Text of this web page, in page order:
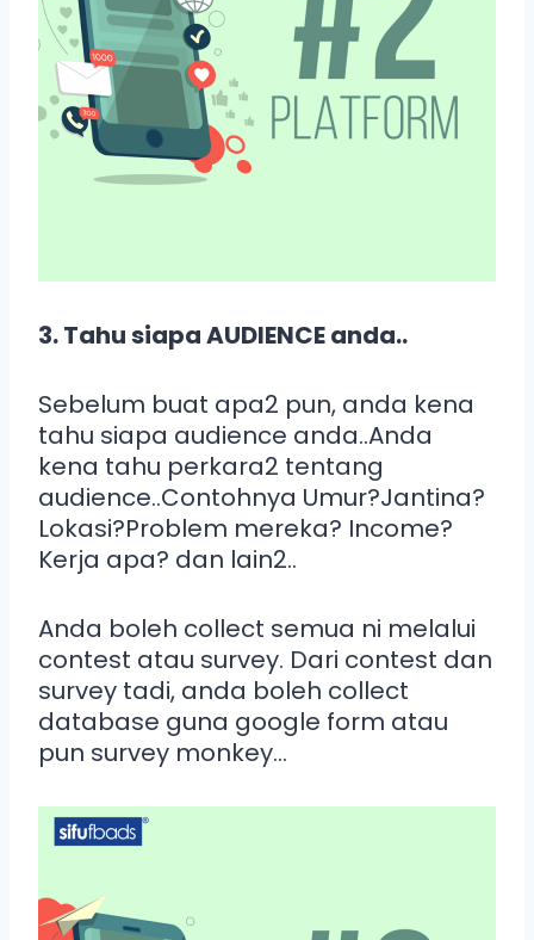
3. Tahu siapa AUDIENCE anda..
Sebelum buat apa2 pun, anda kena
tahu siapa audience anda..Anda
kena tahu perkara2 tentang
audience..Contohnya Umur?Jantina?
Lokasi?Problem mereka? Income?
Kerja apa? dan lain2..
Anda boleh collect semua ni melalui
contest atau survey. Dari contest dan
survey tadi, anda boleh collect
database guna google form atau
pun survey monkey…